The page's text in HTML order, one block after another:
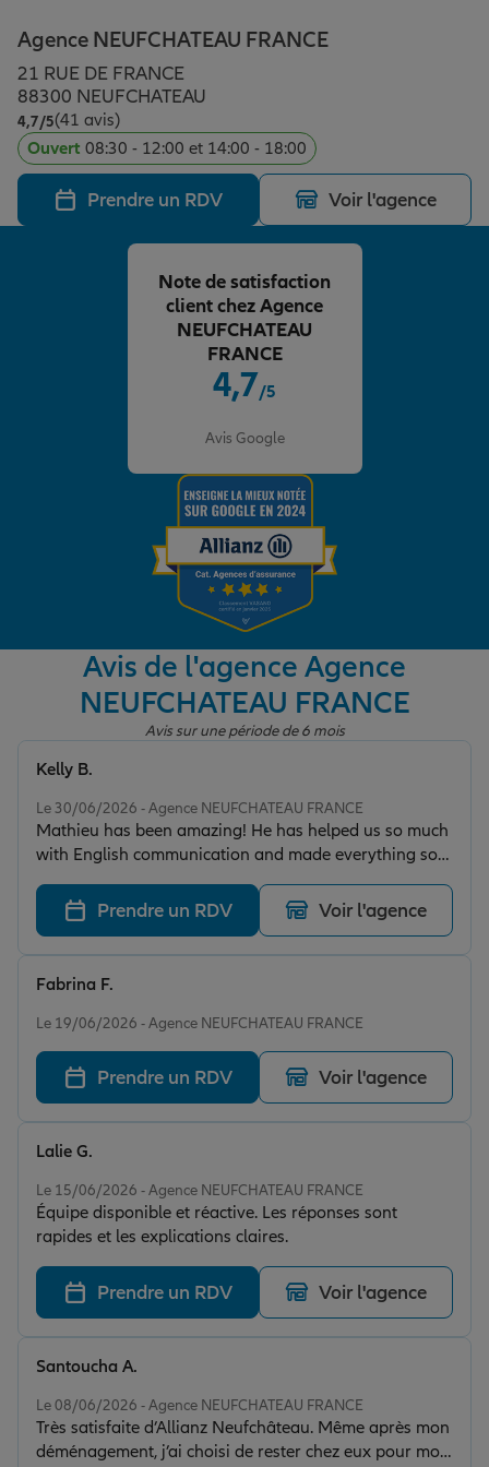
Assurance animal de compagnie
Protection juridique
Plan épargne retraite
Assurance vie
Placements financiers
Investissements immobiliers
Vos projets
Partir en vacances
Déménager
Changer de voiture
Préparer l’avenir
Conseil assurance
Garantie des accidents de la vie
Protection juridique
Retraite
Agence NEUFCHATEAU FRANCE
21 RUE DE FRANCE
88300 NEUFCHATEAU
4,7/5Note de 4.7 sur 5
(41 avis)
Ouvert 08:30 - 12:00 et 14:00 - 18:00
Prendre un RDV Voir l'agence
4,7/5
Avis Google
Note de satisfaction
client chez Agence
NEUFCHATEAU
FRANCE
Avis de l'agence Agence
NEUFCHATEAU FRANCE
Avis sur une période de 6 mois
Le 30/06/2026 - Agence NEUFCHATEAU FRANCE
Mathieu has been amazing! He has helped us so much
with English communication and made everything so
smooth with the transition of current insurance. Thank
you so much for everything
Kelly B.
Prendre un RDV Voir l'agence
Le 19/06/2026 - Agence NEUFCHATEAU FRANCE
Fabrina F.
Prendre un RDV Voir l'agence
Le 15/06/2026 - Agence NEUFCHATEAU FRANCE
Équipe disponible et réactive. Les réponses sont
rapides et les explications claires.
Lalie G.
Prendre un RDV Voir l'agence
Le 08/06/2026 - Agence NEUFCHATEAU FRANCE
Très satisfaite d’Allianz Neufchâteau. Même après mon
déménagement, j’ai choisi de rester chez eux pour mon
Santoucha A.